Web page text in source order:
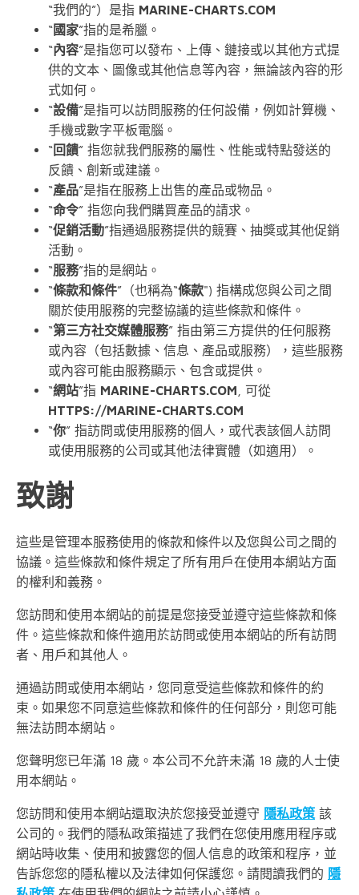
“我們的”）是指 MARINE-CHARTS.COM
“國家”指的是希臘。
“內容”是指您可以發布、上傳、鏈接或以其他方式提
供的文本、圖像或其他信息等內容，無論該內容的形
式如何。
“設備”是指可以訪問服務的任何設備，例如計算機、
手機或數字平板電腦。
“回饋” 指您就我們服務的屬性、性能或特點發送的
反饋、創新或建議。
“產品”是指在服務上出售的產品或物品。
“命令” 指您向我們購買產品的請求。
“促銷活動”指通過服務提供的競賽、抽獎或其他促銷
活動。
“服務”指的是網站。
“條款和條件”（也稱為“條款") 指構成您與公司之間
關於使用服務的完整協議的這些條款和條件。
“第三方社交媒體服務” 指由第三方提供的任何服務
或內容（包括數據、信息、產品或服務），這些服務
或內容可能由服務顯示、包含或提供。
“網站”指 MARINE-CHARTS.COM , 可從
HTTPS://MARINE-CHARTS.COM
“你” 指訪問或使用服務的個人，或代表該個人訪問
或使用服務的公司或其他法律實體（如適用）。
致謝
這些是管理本服務使用的條款和條件以及您與公司之間的
協議。這些條款和條件規定了所有用戶在使用本網站方面
的權利和義務。
您訪問和使用本網站的前提是您接受並遵守這些條款和條
件。這些條款和條件適用於訪問或使用本網站的所有訪問
者、用戶和其他人。
通過訪問或使用本網站，您同意受這些條款和條件的約
束。如果您不同意這些條款和條件的任何部分，則您可能
無法訪問本網站。
您聲明您已年滿 18 歲。本公司不允許未滿 18 歲的人士使
用本網站。
您訪問和使用本網站還取決於您接受並遵守 隱私政策 該
公司的。我們的隱私政策描述了我們在您使用應用程序或
網站時收集、使用和披露您的個人信息的政策和程序，並
告訴您您的隱私權以及法律如何保護您。請閱讀我們的 隱